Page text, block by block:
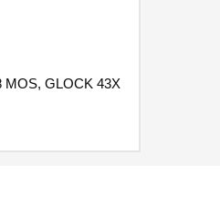
MOS, GLOCK 43X